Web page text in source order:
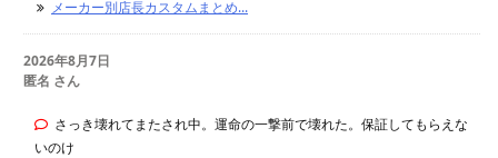
メーカー別店長カスタムまとめ...
2026年8月7日
匿名 さん
さっき壊れてまたされ中。運命の一撃前で壊れた。保証してもらえな
いのけ